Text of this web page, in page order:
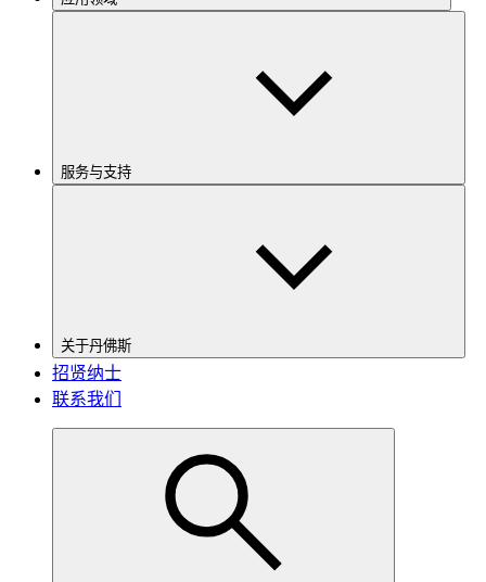
服务与支持
关于丹佛斯
招贤纳士
联系我们